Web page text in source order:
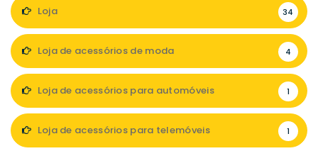
Loja 34
Loja de acessórios de moda 4
Loja de acessórios para automóveis 1
Loja de acessórios para telemóveis 1